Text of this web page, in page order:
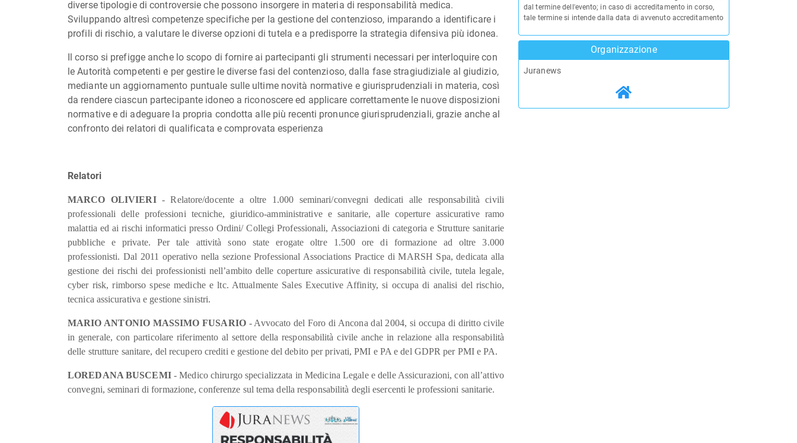
diverse tipologie di controversie che possono insorgere in materia di responsabilità medica.
Sviluppando altresì competenze specifiche per la gestione del contenzioso, imparando a identificare i
profili di rischio, a valutare le diverse opzioni di tutela e a predisporre la strategia difensiva più idonea.
Il corso si prefigge anche lo scopo di fornire ai partecipanti gli strumenti necessari per interloquire con
le Autorità competenti e per gestire le diverse fasi del contenzioso, dalla fase stragiudiziale al giudizio,
mediante un aggiornamento puntuale sulle ultime novità normative e giurisprudenziali in materia, così
da rendere ciascun partecipante idoneo a riconoscere ed applicare correttamente le nuove disposizioni
normative e di adeguare la propria condotta alle più recenti pronunce giurisprudenziali, grazie anche al
confronto dei relatori di qualificata e comprovata esperienza
Relatori
MARCO OLIVIERI- Relatore/docente a oltre 1.000 seminari/convegni dedicati alle responsabilità civili
professionali delle professioni tecniche, giuridico-amministrative e sanitarie, alle coperture assicurative ramo
malattia ed ai rischi informatici presso Ordini/ Collegi Professionali, Associazioni di categoria e Strutture sanitarie
pubbliche e private. Per tale attività sono state erogate oltre 1.500 ore di formazione ad oltre 3.000
professionisti. Dal 2011 operativo nella sezione Professional Associations Practice di MARSH Spa, dedicata alla
gestione dei rischi dei professionisti nell’ambito delle coperture assicurative di responsabilità civile, tutela legale,
cyber risk, rimborso spese mediche e ltc. Attualmente Sales Executive Affinity, si occupa di analisi del rischio,
tecnica assicurativa e gestione sinistri.
MARIO ANTONIO MASSIMO FUSARIO- Avvocato del Foro di Ancona dal 2004, si occupa di diritto civile
in generale, con particolare riferimento al settore della responsabilità civile anche in relazione alla responsabilità
delle strutture sanitare, del recupero crediti e gestione del debito per privati, PMI e PA e del GDPR per PMI e PA.
LOREDANA BUSCEMI- Medico chirurgo specializzata in Medicina Legale e delle Assicurazioni, con all’attivo
convegni, seminari di formazione, conferenze sul tema della responsabilità degli esercenti le professioni sanitarie.
dal termine dell'evento; in caso di accreditamento in corso,
tale termine si intende dalla data di avvenuto accreditamento
Organizzazione
Juranews